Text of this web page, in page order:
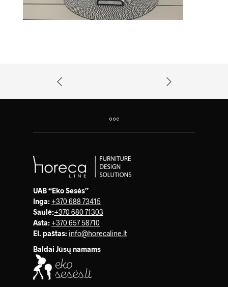
UAB “Eko Sesės”
Inga: +370 688 73415
Saulė:+370 680 71303
Asta: +370 657 58710
El. paštas: info@horecaline.lt
Baldai Jūsų namams